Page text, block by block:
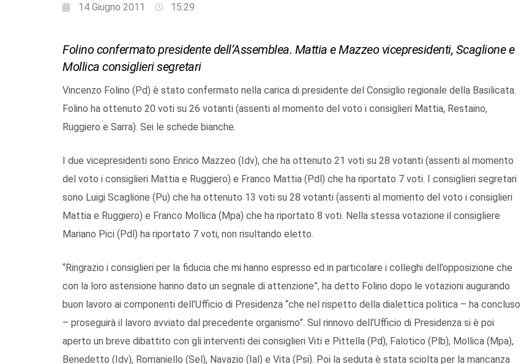
14 Giugno 2011 15:29
Folino confermato presidente dell’Assemblea. Mattia e Mazzeo vicepresidenti, Scaglione e
Mollica consiglieri segretari
Vincenzo Folino (Pd) è stato confermato nella carica di presidente del Consiglio regionale della Basilicata.
Folino ha ottenuto 20 voti su 26 votanti (assenti al momento del voto i consiglieri Mattia, Restaino,
Ruggiero e Sarra). Sei le schede bianche.
I due vicepresidenti sono Enrico Mazzeo (Idv), che ha ottenuto 21 voti su 28 votanti (assenti al momento
del voto i consiglieri Mattia e Ruggiero) e Franco Mattia (Pdl) che ha riportato 7 voti. I consiglieri segretari
sono Luigi Scaglione (Pu) che ha ottenuto 13 voti su 28 votanti (assenti al momento del voto i consiglieri
Mattia e Ruggiero) e Franco Mollica (Mpa) che ha riportato 8 voti. Nella stessa votazione il consigliere
Mariano Pici (Pdl) ha riportato 7 voti, non risultando eletto.
“Ringrazio i consiglieri per la fiducia che mi hanno espresso ed in particolare i colleghi dell’opposizione che
con la loro astensione hanno dato un segnale di attenzione”, ha detto Folino dopo le votazioni augurando
buon lavoro ai componenti dell’Ufficio di Presidenza “che nel rispetto della dialettica politica – ha concluso
– proseguirà il lavoro avviato dal precedente organismo”. Sul rinnovo dell’Ufficio di Presidenza si è poi
aperto un breve dibattito con gli interventi dei consiglieri Viti e Pittella (Pd), Falotico (Plb), Mollica (Mpa),
Benedetto (Idv), Romaniello (Sel), Navazio (Ial) e Vita (Psi). Poi la seduta è stata sciolta per la mancanza